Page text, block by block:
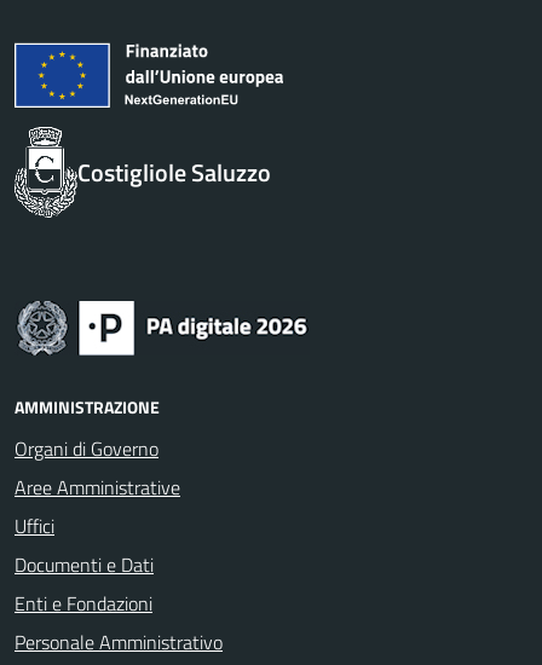
Costigliole Saluzzo
AMMINISTRAZIONE
Organi di Governo
Aree Amministrative
Uffici
Documenti e Dati
Enti e Fondazioni
Personale Amministrativo